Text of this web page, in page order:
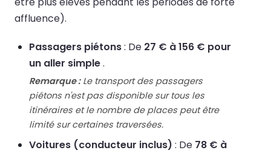
affluence).
Passagers piétons: De 27 € à 156 € pour
un aller simple.
Remarque :Le transport des passagers
piétons n'est pas disponible sur tous les
itinéraires et le nombre de places peut être
limité sur certaines traversées.
Voitures (conducteur inclus) : De 78 € à